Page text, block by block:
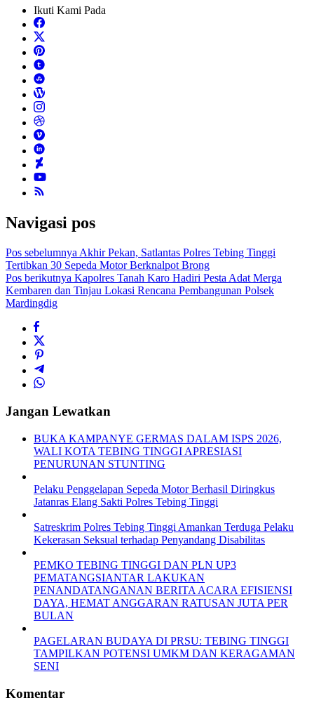
Ikuti Kami Pada
Navigasi pos
Pos sebelumnya Akhir Pekan, Satlantas Polres Tebing Tinggi
Tertibkan 30 Sepeda Motor Berknalpot Brong
Pos berikutnya Kapolres Tanah Karo Hadiri Pesta Adat Merga
Kembaren dan Tinjau Lokasi Rencana Pembangunan Polsek
Mardingdig
Jangan Lewatkan
BUKA KAMPANYE GERMAS DALAM ISPS 2026,
WALI KOTA TEBING TINGGI APRESIASI
PENURUNAN STUNTING
Pelaku Penggelapan Sepeda Motor Berhasil Diringkus
Jatanras Elang Sakti Polres Tebing Tinggi
Satreskrim Polres Tebing Tinggi Amankan Terduga Pelaku
Kekerasan Seksual terhadap Penyandang Disabilitas
PEMKO TEBING TINGGI DAN PLN UP3
PEMATANGSIANTAR LAKUKAN
PENANDATANGANAN BERITA ACARA EFISIENSI
DAYA, HEMAT ANGGARAN RATUSAN JUTA PER
BULAN
PAGELARAN BUDAYA DI PRSU: TEBING TINGGI
TAMPILKAN POTENSI UMKM DAN KERAGAMAN
SENI
Komentar